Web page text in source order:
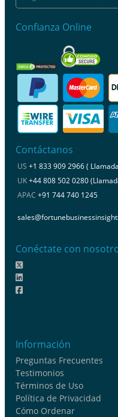
Confianza Online
Contáctanos
US +1 833 909 2966 (
UK+44 808 502 0280
APAC +91 744 740 1245
Conéctate con
Información
Preguntas Frecuentes
Testimonios
Términos de Uso
Política de Privacidad
Cómo Ordenar